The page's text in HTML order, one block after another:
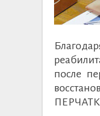
после